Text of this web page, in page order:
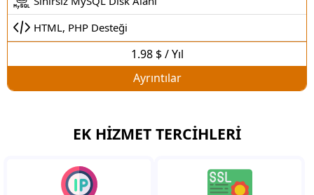
HTML, PHP Desteği
1.98 $ / Yıl
Ayrıntılar
EK HİZMET TERCİHLERİ